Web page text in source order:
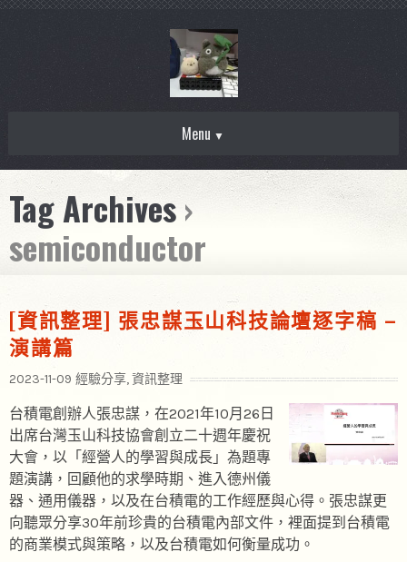
Menu
Tag Archives›
semiconductor
[資訊整理] 張忠謀玉山科技論壇逐字稿 –
演講篇
2023-11-09 經驗分享,資訊整理
台積電創辦人張忠謀，在2021年10月26日
出席台灣玉山科技協會創立二十週年慶祝
大會，以「經營人的學習與成長」為題專
題演講，回顧他的求學時期、進入德州儀
器、通用儀器，以及在台積電的工作經歷與心得。張忠謀更
向聽眾分享30年前珍貴的台積電內部文件，裡面提到台積電
的商業模式與策略，以及台積電如何衡量成功。